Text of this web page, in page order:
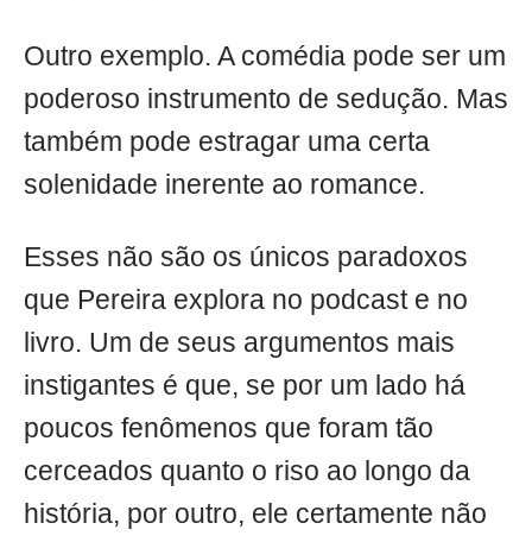
Outro exemplo. A comédia pode ser um
poderoso instrumento de sedução. Mas
também pode estragar uma certa
solenidade inerente ao romance.
Esses não são os únicos paradoxos
que Pereira explora no podcast e no
livro. Um de seus argumentos mais
instigantes é que, se por um lado há
poucos fenômenos que foram tão
cerceados quanto o riso ao longo da
história, por outro, ele certamente não